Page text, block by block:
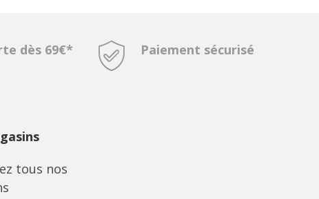
dès 69€* Paiement sécurisé
tous nos